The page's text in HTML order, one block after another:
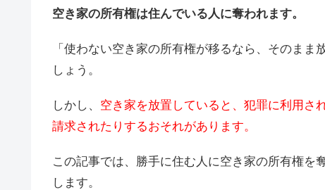
空き家の所有権は住んでいる人に奪われます。
「使わない空き家の所有権が移るなら、そのま
しょう。
しかし、 空き家を放置していると、犯罪に利用さ
請求されたりするおそれがあります。
この記事では、勝手に住む人に空き家の所有権を
します。